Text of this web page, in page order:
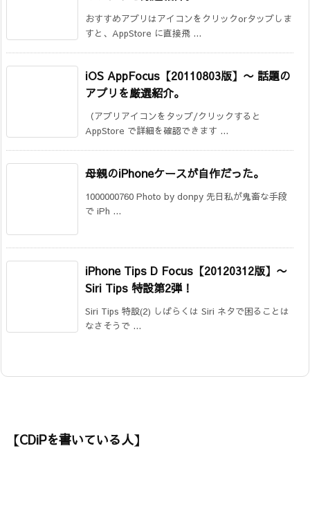
おすすめアプリはアイコンをクリックorタップしま
すと、AppStore に直接飛 ...
iOS AppFocus【20110803版】〜 話題の
アプリを厳選紹介。
（アプリアイコンをタップ/クリックすると
AppStore で詳細を確認できます ...
母親のiPhoneケースが自作だった。
1000000760 Photo by donpy 先日私が鬼畜な手段
で iPh ...
iPhone Tips D Focus【20120312版】 〜
Siri Tips 特設第2弾！
Siri Tips 特設(2) しばらくは Siri ネタで困ることは
なさそうで ...
【CDiPを書いている人】